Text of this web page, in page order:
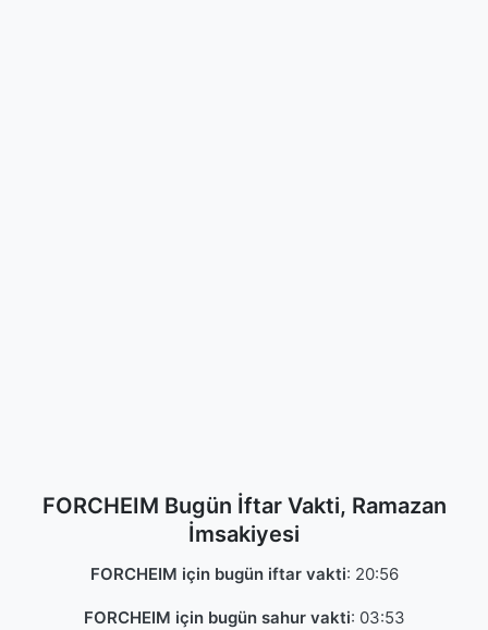
FORCHEIM Bugün İftar Vakti, Ramazan
İmsakiyesi
FORCHEIM için bugün iftar vakti: 20:56
FORCHEIM için bugün sahur vakti: 03:53